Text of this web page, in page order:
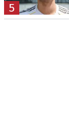
5